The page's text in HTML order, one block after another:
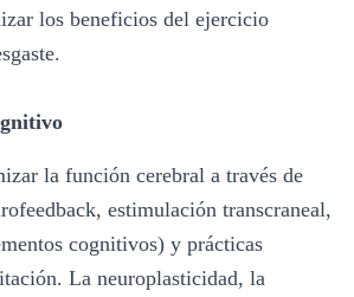
los beneficios del ejercicio
la función cerebral a través de
estimulación transcraneal,
cognitivos) y prácticas
La neuroplasticidad, la